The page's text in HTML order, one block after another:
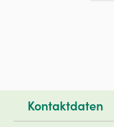
Kontaktdaten